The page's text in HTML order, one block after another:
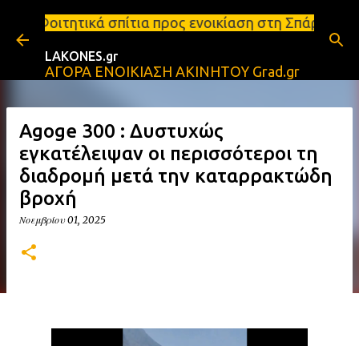
Μετάβαση στο κύριο περιεχόμενο
προς ενοικίαση στη Σπάρτη Ενοικιάσεις
LAKONES.gr
ΑΓΟΡΑ ΕΝΟΙΚΙΑΣΗ ΑΚΙΝΗΤΟΥ Grad.gr
Agoge 300 : Δυστυχώς
εγκατέλειψαν οι περισσότεροι τη
διαδρομή μετά την καταρρακτώδη
βροχή
Νοεμβρίου 01, 2025